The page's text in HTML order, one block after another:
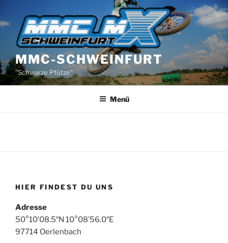
springen
MMC-SCHWEINFURT
"Schwarze Pfütze"
Menü
HIER FINDEST DU UNS
Adresse
50°10’08.5″N 10°08’56.0″E
97714 Oerlenbach